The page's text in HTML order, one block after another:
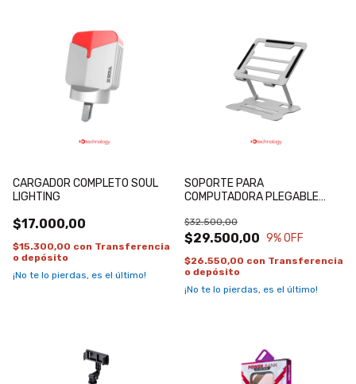
CARGADOR COMPLETO SOUL
LIGHTING
$17.000,00
$15.300,00 con Transferencia
o depósito
¡No te lo pierdas, es el último!
SOPORTE PARA
COMPUTADORA PLEGABLE
$29.500,00
$32.500,00
9% OFF
$26.550,00 con Transferencia
o depósito
¡No te lo pierdas, es el último!